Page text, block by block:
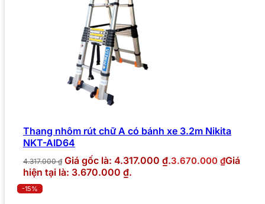
Thang nhôm rút chữ A có bánh xe 3.2m Nikita
NKT-AID64
4.317.000₫ Giá gốc là: 4.317.000 ₫.3.670.000 ₫Giá
hiện tại là: 3.670.000 ₫.
-15%